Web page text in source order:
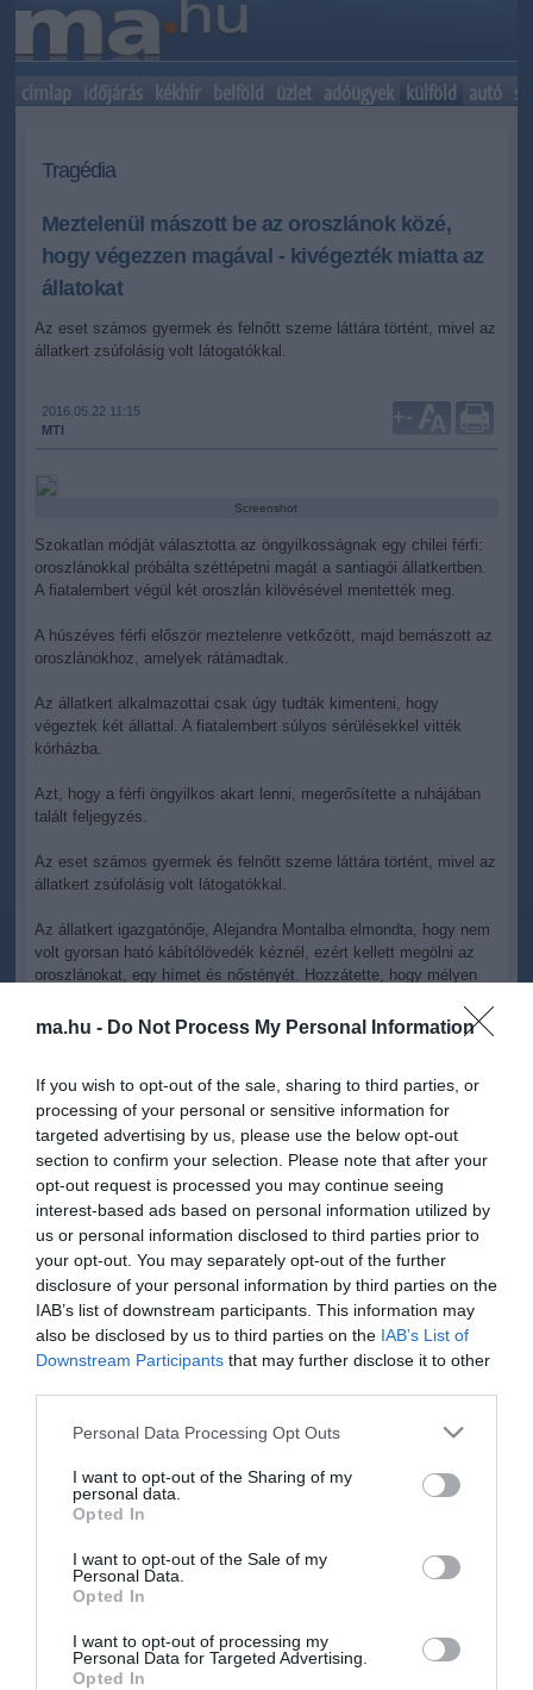
ma.hu - Do Not Process My Personal Information
If you wish to opt-out of the sale, sharing to third parties, or
processing of your personal or sensitive information for
targeted advertising by us, please use the below opt-out
section to confirm your selection. Please note that after your
opt-out request is processed you may continue seeing
interest-based ads based on personal information utilized by
us or personal information disclosed to third parties prior to
your opt-out. You may separately opt-out of the further
disclosure of your personal information by third parties on the
IAB’s list of downstream participants. This information may
also be disclosed by us to third parties on the IAB’s List of
Downstream Participants that may further disclose it to other
Please note that this website/app uses one or more Google
not limited to your visit or usage behaviour. You may click to
grant or deny consent to Google and its third-party tags to
use your data for below specified purposes in below Google
consent section.
Personal Data Processing Opt Outs
I want to opt-out of the Sharing of my
personal data.
Opted In
I want to opt-out of the Sale of my
Personal Data.
Opted In
I want to opt-out of processing my
Personal Data for Targeted Advertising.
Opted In
címlap időjárás kékhír belföld üzlet adóügyek külföld autó
Tragédia
Meztelenül mászott be az oroszlánok közé,
hogy végezzen magával - kivégezték miatta az
állatokat
Az eset számos gyermek és felnőtt szeme láttára történt, mivel az
állatkert zsúfolásig volt látogatókkal.
2016.05.22 11:15
MTI
+-
Screenshot
Szokatlan módját választotta az öngyilkosságnak egy chilei férfi:
oroszlánokkal próbálta széttépetni magát a santiagói állatkertben.
A fiatalembert végül két oroszlán kilövésével mentették meg.
A húszéves férfi először meztelenre vetkőzött, majd bemászott az
oroszlánokhoz, amelyek rátámadtak.
Az állatkert alkalmazottai csak úgy tudták kimenteni, hogy
végeztek két állattal. A fiatalembert súlyos sérülésekkel vitték
kórházba.
Azt, hogy a férfi öngyilkos akart lenni, megerősítette a ruhájában
talált feljegyzés.
Az eset számos gyermek és felnőtt szeme láttára történt, mivel az
állatkert zsúfolásig volt látogatókkal.
Az állatkert igazgatónője, Alejandra Montalba elmondta, hogy nem
volt gyorsan ható kábítólövedék kéznél, ezért kellett megölni az
oroszlánokat, egy hímet és nőstényét. Hozzátette, hogy mélyen
Magyarországon hívja mobilról is a 116-123 ingyenes, lelki
elsősegélyszámot!